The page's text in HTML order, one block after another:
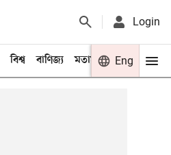
Login
বিশ্ব বাণিজ্য মতামত খেলা
Eng